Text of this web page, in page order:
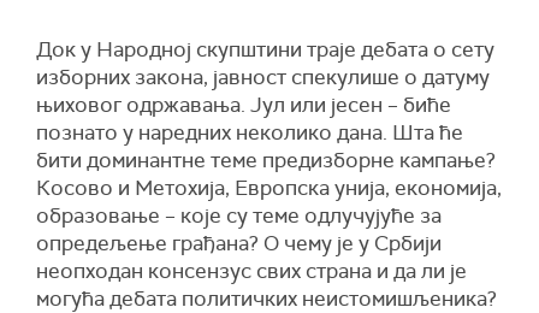
Док у Народној скупштини траје дебата о сету
изборних закона, јавност спекулише о датуму
њиховог одржавања. Јул или јесен – биће
познато у наредних неколико дана. Шта ће
бити доминантне теме предизборне кампање?
Косово и Метохија, Европска унија, економија,
образовање – које су теме одлучујуће за
опредељење грађана? О чему је у Србији
неопходан консензус свих страна и да ли је
могућа дебата политичких неистомишљеника?